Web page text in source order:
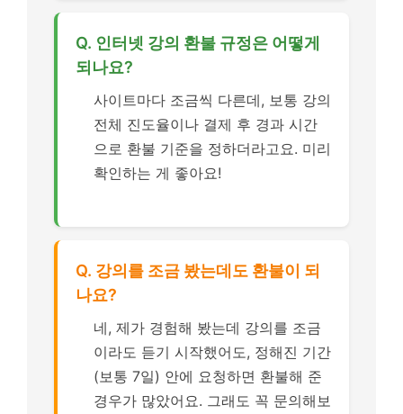
Q. 인터넷 강의 환불 규정은 어떻게
되나요?
사이트마다 조금씩 다른데, 보통 강의
전체 진도율이나 결제 후 경과 시간
으로 환불 기준을 정하더라고요. 미리
확인하는 게 좋아요!
Q. 강의를 조금 봤는데도 환불이 되
나요?
네, 제가 경험해 봤는데 강의를 조금
이라도 듣기 시작했어도, 정해진 기간
(보통 7일) 안에 요청하면 환불해 준
경우가 많았어요. 그래도 꼭 문의해보